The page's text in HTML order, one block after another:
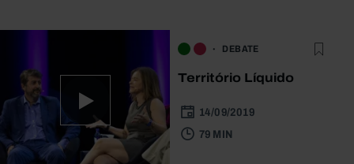
DEBATE
Território Líquido
14/09/2019
79 MIN